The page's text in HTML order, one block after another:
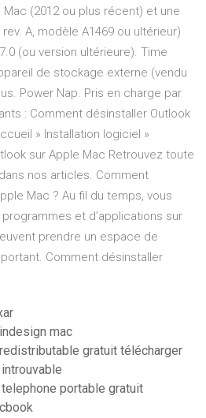
(2012 ou plus récent) et une
A, modèle A1469 ou ultérieur)
(ou version ultérieure). Time
de stockage externe (vendu
Power Nap. Pris en charge par
: Comment désinstaller Outlook
» Installation logiciel »
sur Apple Mac Retrouvez toute
nos articles. Comment
Mac ? Au fil du temps, vous
et d’applications sur
prendre un espace de
Comment désinstaller
mac
gratuit télécharger
portable gratuit